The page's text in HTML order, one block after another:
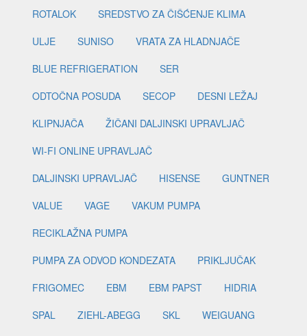
ROTALOK
SREDSTVO ZA ČIŠĆENJE KLIMA
ULJE
SUNISO
VRATA ZA HLADNJAČE
BLUE REFRIGERATION
SER
ODTOČNA POSUDA
SECOP
DESNI LEŽAJ
KLIPNJAČA
ŽIČANI DALJINSKI UPRAVLJAČ
WI-FI ONLINE UPRAVLJAČ
DALJINSKI UPRAVLJAČ
HISENSE
GUNTNER
VALUE
VAGE
VAKUM PUMPA
RECIKLAŽNA PUMPA
PUMPA ZA ODVOD KONDEZATA
PRIKLJUČAK
FRIGOMEC
EBM EBM PAPST
HIDRIA
SPAL
ZIEHL-ABEGG SKL
WEIGUANG